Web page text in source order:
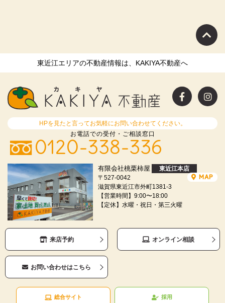
東近江エリアの不動産情報は、KAKIYA不動産へ
HPを見たと言ってお気軽にお問い合わせてください。
お電話での受付・ご相談窓口
0120-338-336
有限会社桃栗柿屋
東近江本店
〒527-0042
滋賀県東近江市外町1381-3
【営業時間】9:00〜18:00
【定休】水曜・祝日・第三火曜
MAP
来店予約 オンライン相談
お問い合わせはこちら
総合サイト 採用